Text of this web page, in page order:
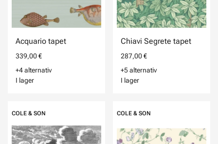
Acquario tapet
339,00 €
+4 alternativ
I lager
Chiavi Segrete tapet
287,00 €
+5 alternativ
I lager
COLE & SON COLE & SON